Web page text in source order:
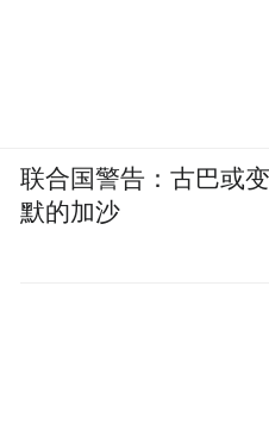
联合国警告：古巴或
默的加沙